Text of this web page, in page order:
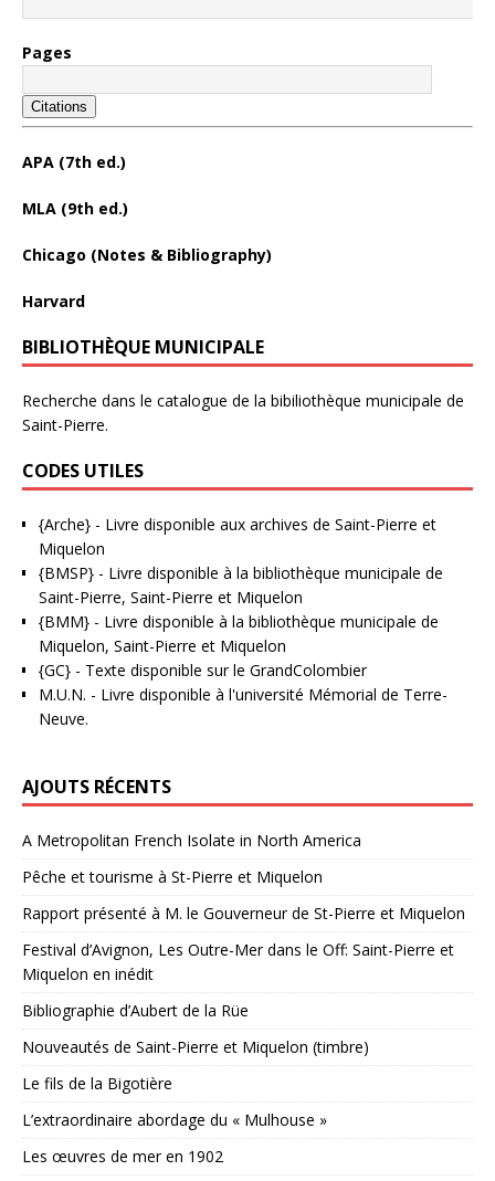
Pages
Citations
APA (7th ed.)
MLA (9th ed.)
Chicago (Notes & Bibliography)
Harvard
BIBLIOTHÈQUE MUNICIPALE
Recherche dans le catalogue de la bibiliothèque municipale de
Saint-Pierre.
CODES UTILES
{Arche} - Livre disponible aux archives de Saint-Pierre et
Miquelon
{BMSP} - Livre disponible à la bibliothèque municipale de
Saint-Pierre, Saint-Pierre et Miquelon
{BMM} - Livre disponible à la bibliothèque municipale de
Miquelon, Saint-Pierre et Miquelon
{GC} - Texte disponible sur le GrandColombier
M.U.N. - Livre disponible à l'université Mémorial de Terre-
Neuve.
AJOUTS RÉCENTS
A Metropolitan French Isolate in North America
Pêche et tourisme à St-Pierre et Miquelon
Rapport présenté à M. le Gouverneur de St-Pierre et Miquelon
Festival d’Avignon, Les Outre-Mer dans le Off: Saint-Pierre et
Miquelon en inédit
Bibliographie d’Aubert de la Rüe
Nouveautés de Saint-Pierre et Miquelon (timbre)
Le fils de la Bigotière
L’extraordinaire abordage du « Mulhouse »
Les œuvres de mer en 1902